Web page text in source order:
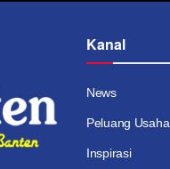
Kanal
News
Peluang Usaha
Inspirasi